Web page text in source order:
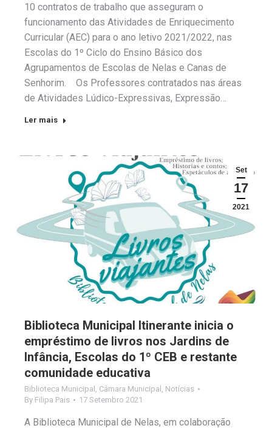
10 contratos de trabalho que asseguram o
funcionamento das Atividades de Enriquecimento
Curricular (AEC) para o ano letivo 2021/2022, nas
Escolas do 1º Ciclo do Ensino Básico dos
Agrupamentos de Escolas de Nelas e Canas de
Senhorim. Os Professores contratados nas áreas
de Atividades Lúdico-Expressivas, Expressão…
Ler mais
Set
17
2021
Biblioteca Municipal Itinerante inicia o
empréstimo de livros nos Jardins de
Infância, Escolas do 1º CEB e restante
comunidade educativa
Biblioteca Municipal , Câmara Municipal , Notícias
By Filipa Pais 17 Setembro 2021
A Biblioteca Municipal de Nelas, em colaboração